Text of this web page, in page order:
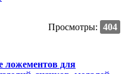
Просмотры: 404
ложементов для